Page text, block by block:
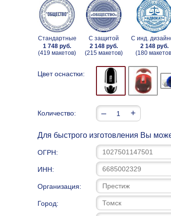
Стандартные
1 748 руб.
(419 макетов)
С защитой
2 148 руб.
(215 макетов)
С инд.
2 148 руб.
(180
Цвет оснастки:
Количество: – +
Для быстрого изготовления Вы
ОГРН:
ИНН:
Организация:
Город: